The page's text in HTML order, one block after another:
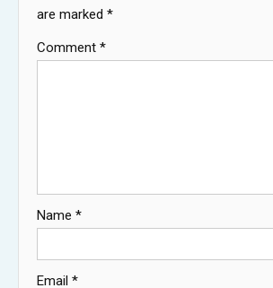
are marked *
Comment *
Name *
Email *